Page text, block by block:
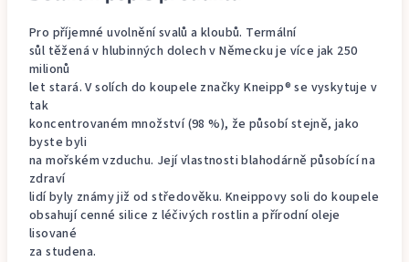
Pro příjemné uvolnění svalů a kloubů. Termální
sůl těžená v hlubinných dolech v Německu je více jak 250
milionů
let stará. V solích do koupele značky Kneipp® se vyskytuje v
tak
koncentrovaném množství (98 %), že působí stejně, jako
byste byli
na mořském vzduchu. Její vlastnosti blahodárně působící na
zdraví
lidí byly známy již od středověku. Kneippovy soli do koupele
obsahují cenné silice z léčivých rostlin a přírodní oleje
lisované
za studena.